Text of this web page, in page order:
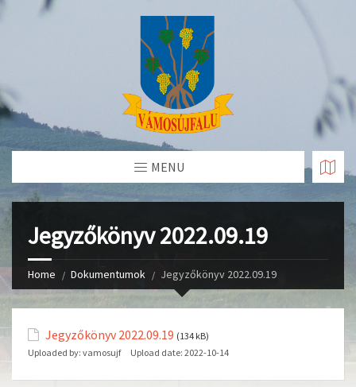
Skip
MENU
Jegyzőkönyv 2022.09.19
Home Dokumentumok Jegyzőkönyv 2022.09.19
Jegyzőkönyv 2022.09.19 (134 kB)
Uploaded by: vamosujf Upload date: 2022-10-14